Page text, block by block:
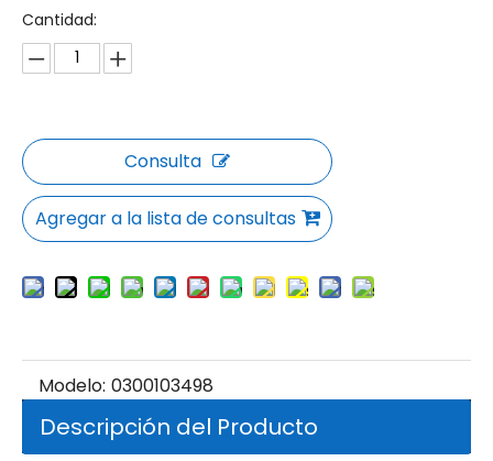
Cantidad:
Consulta
Agregar a la lista de consultas
Modelo: 0300103498
Descripción del Producto